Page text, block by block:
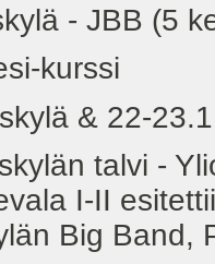
- JBB (5
kurssi
& 22-
talvi -
II esitettiin
Band,